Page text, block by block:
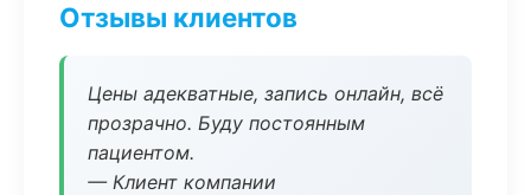
Отзывы клиентов
Цены адекватные, запись онлайн, всё
прозрачно. Буду постоянным
пациентом.
— Клиент компании